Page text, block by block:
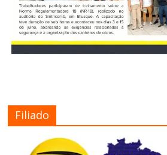
Filiado